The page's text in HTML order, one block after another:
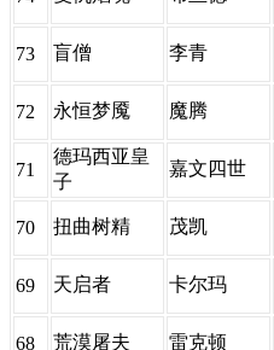
73 盲僧 李青
72 永恒梦魇 魔腾
71
德玛西亚皇
子
嘉文四世
70 扭曲树精 茂凯
69 天启者 卡尔玛
68 荒漠屠夫 雷克顿